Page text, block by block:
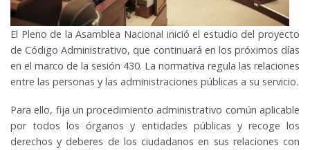
El Pleno de la Asamblea Nacional inició el estudio del proyecto
de Código Administrativo, que continuará en los próximos días
en el marco de la sesión 430. La normativa regula las relaciones
entre las personas y las administraciones públicas a su servicio.
Para ello, fija un procedimiento administrativo común aplicable
por todos los órganos y entidades públicas y recoge los
derechos y deberes de los ciudadanos en sus relaciones con